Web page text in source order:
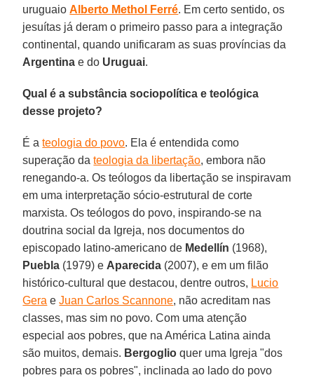
uruguaioAlberto Methol Ferré. Em certo sentido, os
jesuítas já deram o primeiro passo para a integração
continental, quando unificaram as suas províncias da
Argentina e do Uruguai.
Qual é a substância sociopolítica e teológica
desse projeto?
É ateologia do povo. Ela é entendida como
superação dateologia da libertação, embora não
renegando-a. Os teólogos da libertação se inspiravam
em uma interpretação sócio-estrutural de corte
marxista. Os teólogos do povo, inspirando-se na
doutrina social da Igreja, nos documentos do
episcopado latino-americano de Medellín (1968),
Puebla (1979) e Aparecida (2007), e em um filão
histórico-cultural que destacou, dentre outros, Lucio
Gera eJuan Carlos Scannone, não acreditam nas
classes, mas sim no povo. Com uma atenção
especial aos pobres, que na América Latina ainda
são muitos, demais. Bergoglio quer uma Igreja "dos
pobres para os pobres", inclinada ao lado do povo